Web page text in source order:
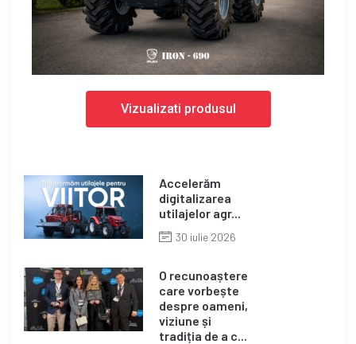
Vizualizati produsul
Accelerăm
digitalizarea
utilajelor agr...
30 iulie 2026
O recunoaștere
care vorbește
despre oameni,
viziune și
tradiția de a c...